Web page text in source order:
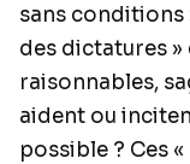
sans conditions
des dictatures
raisonnables,
aident ou
possible ? Ces